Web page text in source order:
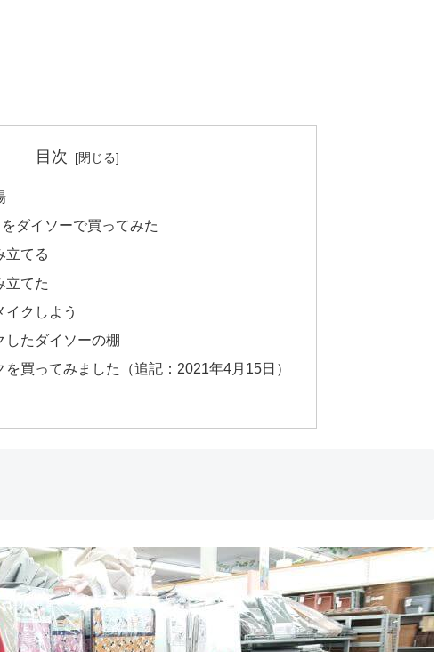
目次
ダイソーで買ってみた
立てる
立てた
イクしよう
したダイソーの棚
買ってみました（追記：2021年4月15日）